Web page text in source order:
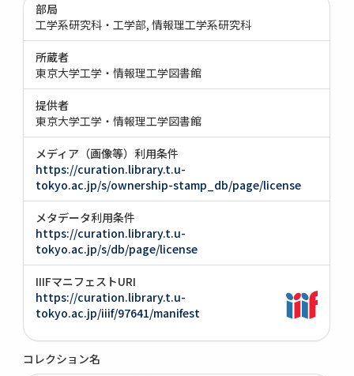
部局
工学系研究科・工学部 情報理工学系研究科
所蔵者
東京大学工学・情報理工学図書館
提供者
東京大学工学・情報理工学図書館
メディア（画像等）利用条件
https://curation.library.t.u-
tokyo.ac.jp/s/ownership-stamp_db/page/license
メタデータ利用条件
https://curation.library.t.u-
tokyo.ac.jp/s/db/page/license
IIIFマニフェストURI
https://curation.library.t.u-
tokyo.ac.jp/iiif/97641/manifest
コレクション名